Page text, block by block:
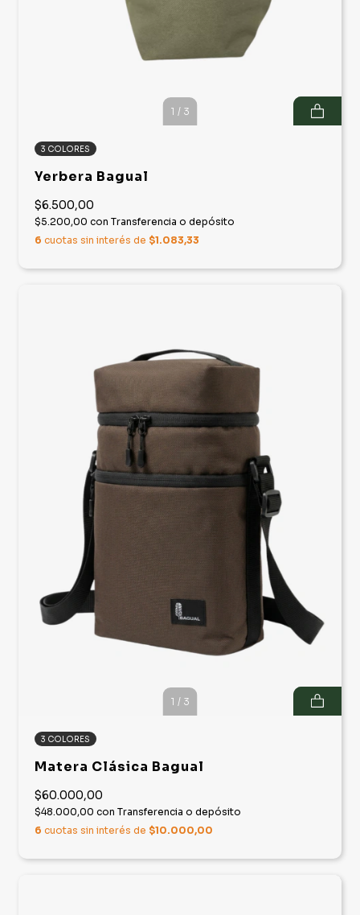
1 / 3
3 COLORES
Yerbera Bagual
$6.500,00
$5.200,00 con Transferencia o depósito
6 cuotas sin interés de $1.083,33
1 / 3
3 COLORES
Matera Clásica Bagual
$60.000,00
$48.000,00 con Transferencia o depósito
6 cuotas sin interés de $10.000,00